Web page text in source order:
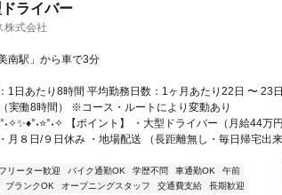
ライバー
株式会社
南駅」から車で3分
1日あたり8時間 平均勤務日数：1ヶ月あたり22日 〜 23日
実働8時間） ※コース・ルートにより変動あり
【ポイント】 ・大型ドライバー（月給44万円
月８日/９日休み ・地場配送 （長距離無し・毎日帰宅出来
フリーター歓迎 バイク通勤OK 学歴不問 車通勤OK
午前
ブランクOK オープニングスタッフ 交通費支給
長期歓迎